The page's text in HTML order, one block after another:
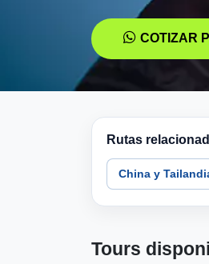
COTIZAR
Rutas
China y
Tours